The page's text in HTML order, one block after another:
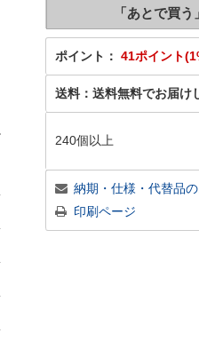
ポイント： 41ポイント
送料： 送料無料でお届け
240個以上
納期・仕様・代替品
印刷ページ